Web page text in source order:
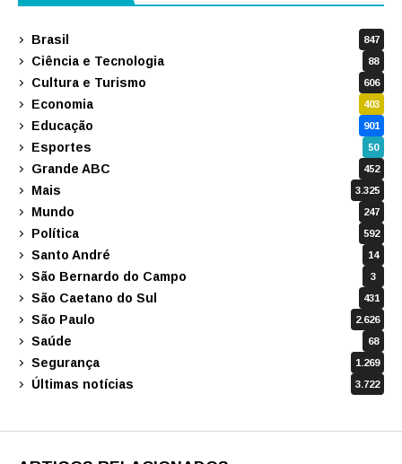
Brasil 847
Ciência e Tecnologia 88
Cultura e Turismo 606
Economia 403
Educação 901
Esportes 50
Grande ABC 452
Mais 3.325
Mundo 247
Política 592
Santo André 14
São Bernardo do Campo 3
São Caetano do Sul 431
São Paulo 2.626
Saúde 68
Segurança 1.269
Últimas notícias 3.722